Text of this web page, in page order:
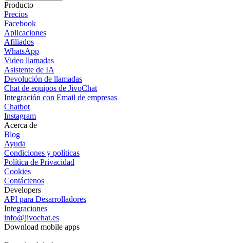
Producto
Precios
Facebook
Aplicaciones
Afiliados
WhatsApp
Video llamadas
Asistente de IA
Devolución de llamadas
Chat de equipos de JivoChat
Integración con Email de empresas
Chatbot
Instagram
Acerca de
Blog
Ayuda
Condiciones y políticas
Política de Privacidad
Cookies
Contáctenos
Developers
API para Desarrolladores
Integraciones
info@jivochat.es
Download mobile apps